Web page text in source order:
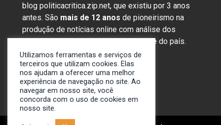
blog politicacritica.zip.net, que existiu por 3 anos
antes. São mais de 12 anos de pioneirismo na
produção de notícias online com análise dos
assuntos mais importantes da região e do país.
Sobre nós
Anunciar
Contato
Utilizamos ferramentas e serviços de
terceiros que utilizam cookies. Elas
nos ajudam a oferecer uma melhor
experiência de navegação no site. Ao
navegar em nosso site, você
concorda com o uso de cookies em
nosso site.